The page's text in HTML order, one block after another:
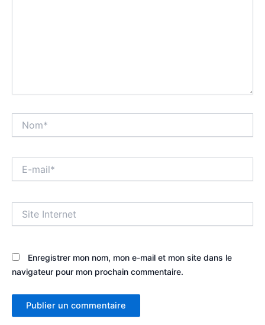
mail*
Internet
Enregistrer mon nom, mon e-mail et mon site dans le
navigateur pour mon prochain commentaire.